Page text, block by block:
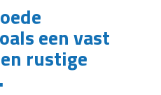
een vast
rustige